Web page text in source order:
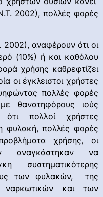
2002), πολλές φορές
2002), αναφέρουν ότι οι
(10%) ή και καθόλου
χρήσης καθρεφτίζει
οι έγκλειστοι χρήστες
πολλές φορές
θανατηφόρους ιούς
ότι πολλοί χρήστες
φυλακή, πολλές φορές
χρήσης, οι
αναγκάστηκαν να
συστηματικότερης
των φυλακών, της
ναρκωτικών και των